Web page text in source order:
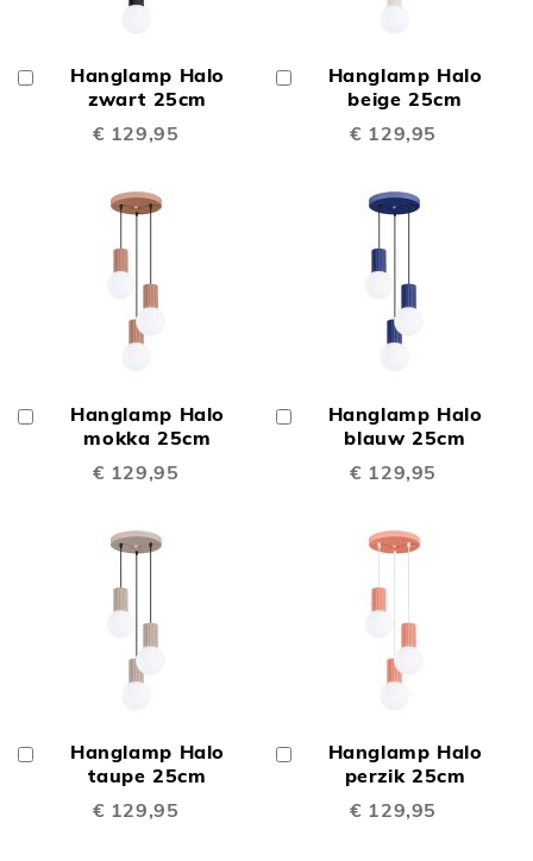
Hanglamp Halo
zwart 25cm
€ 129,95
Winkelwagen
Hanglamp Halo
beige 25cm
€ 129,95
Winkelwagen
Hanglamp Halo
mokka 25cm
€ 129,95
Winkelwagen
Hanglamp Halo
blauw 25cm
€ 129,95
Winkelwagen
Hanglamp Halo
taupe 25cm
€ 129,95
Winkelwagen
Hanglamp Halo
perzik 25cm
€ 129,95
Winkelwagen